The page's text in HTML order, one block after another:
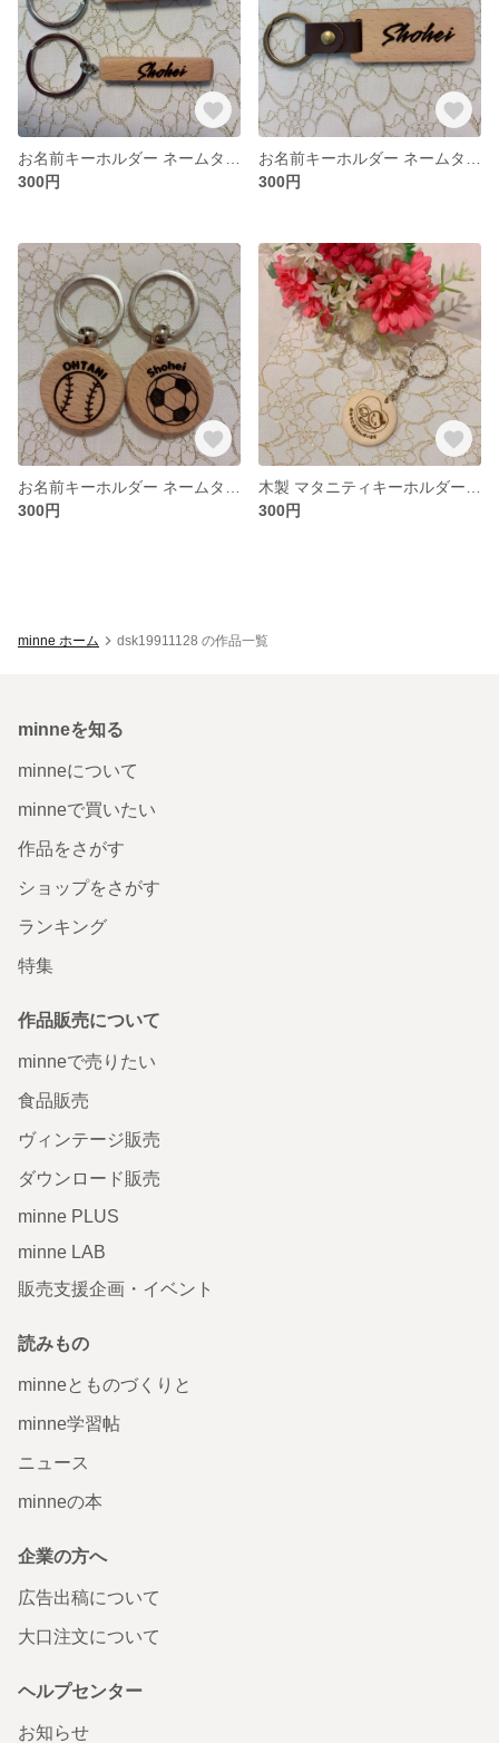
300円
300円
300円
300円
minne ホーム dsk19911128 の作品一覧
minneを知る
minneについて
minneで買いたい
作品をさがす
ショップをさがす
ランキング
特集
作品販売について
minneで売りたい
食品販売
ヴィンテージ販売
ダウンロード販売
minne PLUS
minne LAB
販売支援企画・イベント
読みもの
minneとものづくりと
minne学習帖
ニュース
minneの本
企業の方へ
広告出稿について
大口注文について
ヘルプセンター
お知らせ